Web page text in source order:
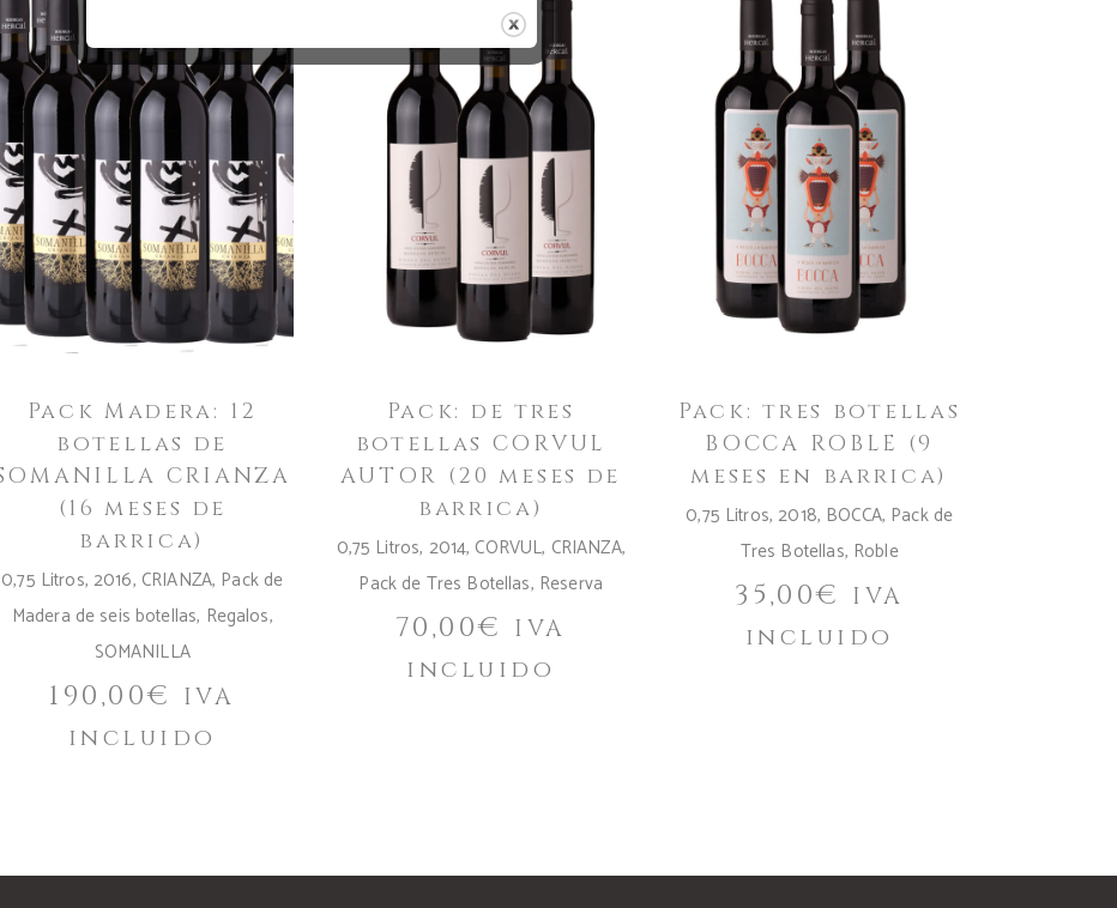
Pack Madera: 12
botellas de
CRIANZA
(16 meses de
barrica)
0,75 Litros, 2016, CRIANZA, Pack de
Madera de seis botellas, Regalos,
SOMANILLA
190,00€
IVA
incluido
Pack: de tres
botellas CORVUL
AUTOR (20 meses de
barrica)
0,75 Litros, 2014, CORVUL, CRIANZA,
Pack de Tres Botellas, Reserva
70,00€
IVA
incluido
Pack: tres botellas
BOCCA ROBLE (9
meses en barrica)
0,75 Litros, 2018, BOCCA, Pack de
Tres Botellas, Roble
35,00€
IVA
incluido